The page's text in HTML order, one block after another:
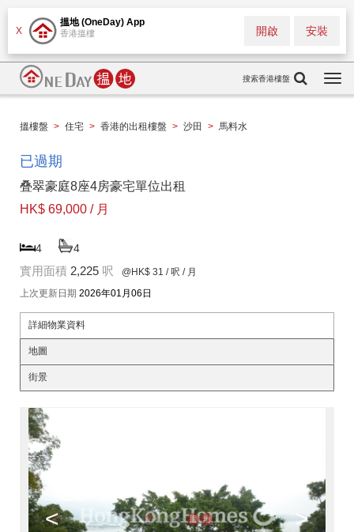
X
搵地 (OneDay) App
香港搵樓 安裝
開啟
搜索香港樓盤
搵樓盤 > 住宅 > 香港的出租樓盤 > 沙田 > 馬料水
已過期
叠翠豪庭8座4房豪宅單位出租
HK$ 69,000 / 月
4 4
實用面積 2,225 呎 @HK$ 31 / 呎 / 月
上次更新日期 2026年01月06日
詳細物業資料
地圖
街景
< >